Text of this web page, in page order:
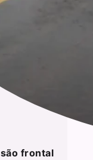
frontal